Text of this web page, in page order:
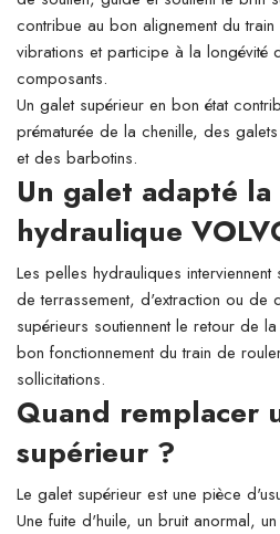
contribue au bon alignement du
vibrations et participe à la longévité
composants.
Un galet supérieur en bon état
prématurée de la chenille, des
et des barbotins.
Un galet adapté
hydraulique
Les pelles hydrauliques
de terrassement, d'extraction ou de
supérieurs soutiennent le retour de
bon fonctionnement du train de
sollicitations.
Quand remplacer
supérieur ?
Le galet supérieur est une pièce
Une fuite d'huile, un bruit anormal,